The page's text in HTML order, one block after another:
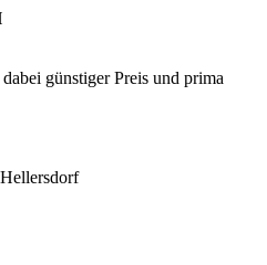
günstiger Preis und prima